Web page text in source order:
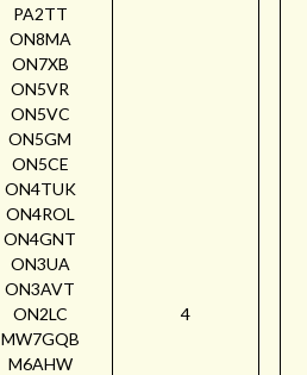
PA2TT
ON8MA
ON7XB
ON5VR
ON5VC
ON5GM
ON5CE
ON4TUK
ON4ROL
ON4GNT
ON3UA
ON3AVT
ON2LC
MW7GQB
M6AHW
4